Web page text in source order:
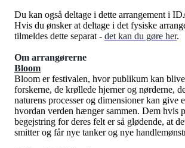
Du kan også deltage i dette arrangement i
Hvis du ønsker at deltage i det fysiske
tilmeldes dette separat - det kan du gøre her.
Om arrangørerne
Bloom
Bloom er festivalen, hvor publikum kan
forskerne, de krøllede hjerner og nørderne,
naturens processer og dimensioner kan give
hvordan verden hænger sammen. Dem hvis
begejstring for deres felt er så glødende, at
smitter og får nye tanker og nye